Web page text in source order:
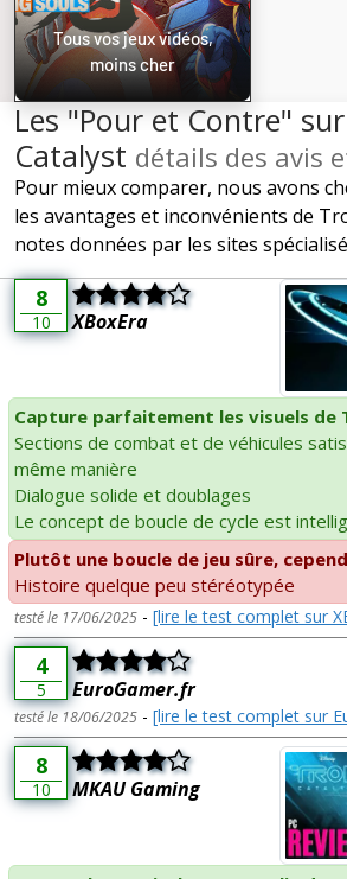
Tous vos jeux vidéos,
moins cher
Les "Pour et Contre"
Catalyst détails des avis
Pour mieux comparer, nous avons
les avantages et inconvénients de
notes données par les sites
8
10 XBoxEra
Capture parfaitement les visuels de
Sections de combat et de véhicules
même manière
Dialogue solide et doublages
Le concept de boucle de cycle est
Plutôt une boucle de jeu sûre,
Histoire quelque peu stéréotypée
testé le 17/06/2025 - [lire le test complet sur
4
5 EuroGamer.fr
testé le 18/06/2025 - [lire le test complet sur
8
10 MKAU Gaming